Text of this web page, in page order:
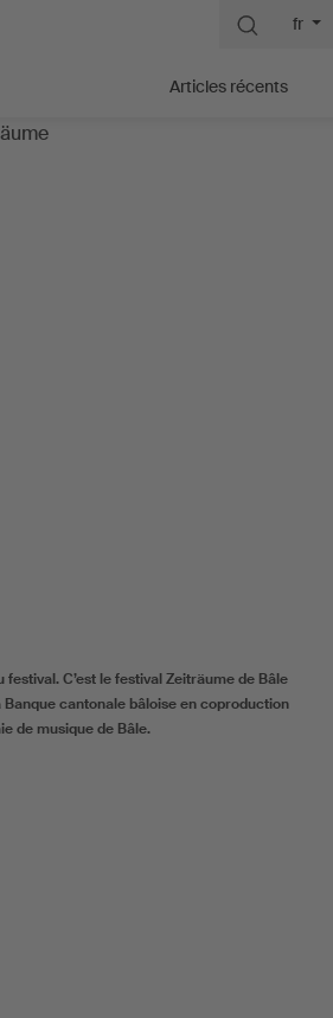
fr
Articles récents
C’est le festival Zeiträume de Bâle
Banque cantonale bâloise en coproduction
de musique de Bâle.